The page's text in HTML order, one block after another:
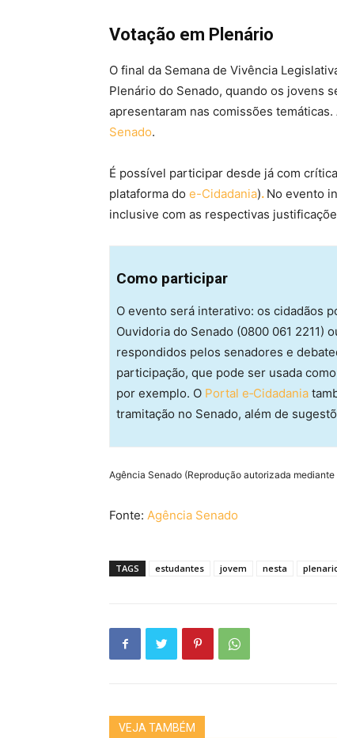
Votação em Plenário
O final da Semana de Vivência
Plenário do Senado, quando os jovens
apresentaram nas comissões
Senado.
É possível participar desde já com
plataforma do e-Cidadania). No evento
inclusive com as respectivas
Como participar
O evento será interativo: os cidadãos
Ouvidoria do Senado (0800 061 2211)
respondidos pelos senadores e
participação, que pode ser usada
por exemplo. O Portal e‑Cidadania
tramitação no Senado, além de
Agência Senado (Reprodução autorizada
Fonte: Agência Senado
TAGS estudantes jovem nesta
VEJA TAMBÉM